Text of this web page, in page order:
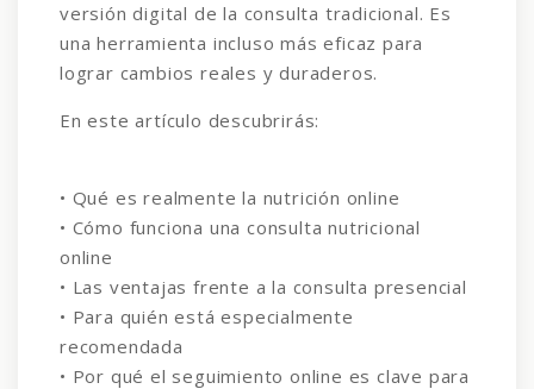
versión digital de la consulta tradicional. Es
una herramienta incluso más eficaz para
lograr cambios reales y duraderos.
En este artículo descubrirás:
• Qué es realmente la nutrición online
• Cómo funciona una consulta nutricional
online
• Las ventajas frente a la consulta presencial
• Para quién está especialmente
recomendada
• Por qué el seguimiento online es clave para